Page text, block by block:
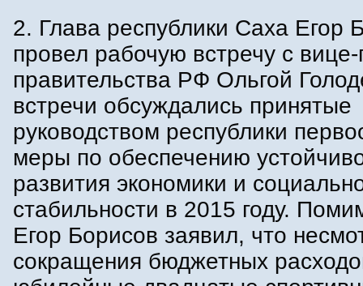
2. Глава республики Саха Егор
провел рабочую встречу с
правительства РФ Ольгой
встречи обсуждались принятые
руководством республики
меры по обеспечению
развития экономики и
стабильности в 2015 году.
Егор Борисов заявил, что
сокращения бюджетных